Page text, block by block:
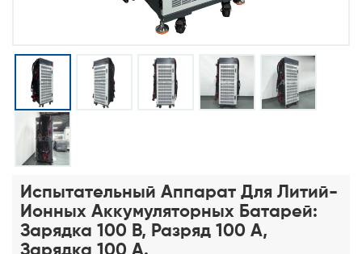
Испытательный Аппарат Для Литий-
Ионных Аккумуляторных Батарей:
Зарядка 100 В, Разряд 100 А,